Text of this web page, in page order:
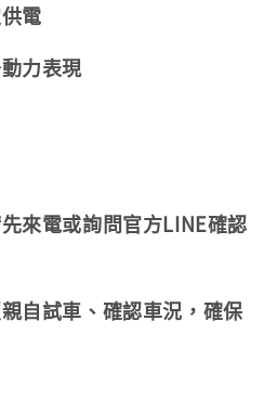
電
力表現
來電或詢問官方LINE確認
自試車、確認車況，確保